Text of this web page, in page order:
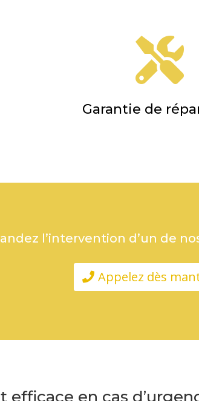

Garantie de
l’intervention d’un de
Appelez dès
en cas